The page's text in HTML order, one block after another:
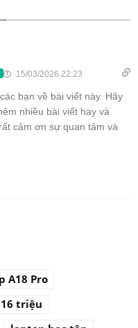
15/03/2026 22:23
bạn về bài viết này. Hãy
nhiều bài viết hay và
cảm ơn sự quan tâm và
A18 Pro
triệu